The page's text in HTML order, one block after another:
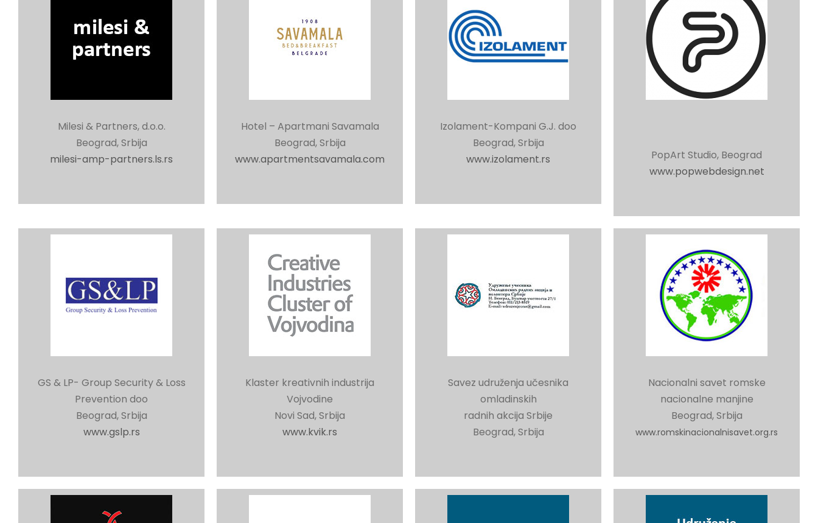
Milesi & Partners, d.o.o.
Beograd, Srbija
milesi-amp-partners.ls.rs
Hotel – Apartmani Savamala
Beograd, Srbija
www.apartmentsavamala.com
Izolament-Kompani G.J. doo
Beograd, Srbija
www.izolament.rs
PopArt Studio, Beograd
www.popwebdesign.net
GS & LP- Group Security & Loss
Prevention doo
Beograd, Srbija
www.gslp.rs
Klaster kreativnih industrija
Vojvodine
Novi Sad, Srbija
www.kvik.rs
Savez udruženja učesnika
omladinskih
radnih akcija Srbije
Beograd, Srbija
Nacionalni savet romske
nacionalne manjine
Beograd, Srbija
www.romskinacionalnisavet.org.rs